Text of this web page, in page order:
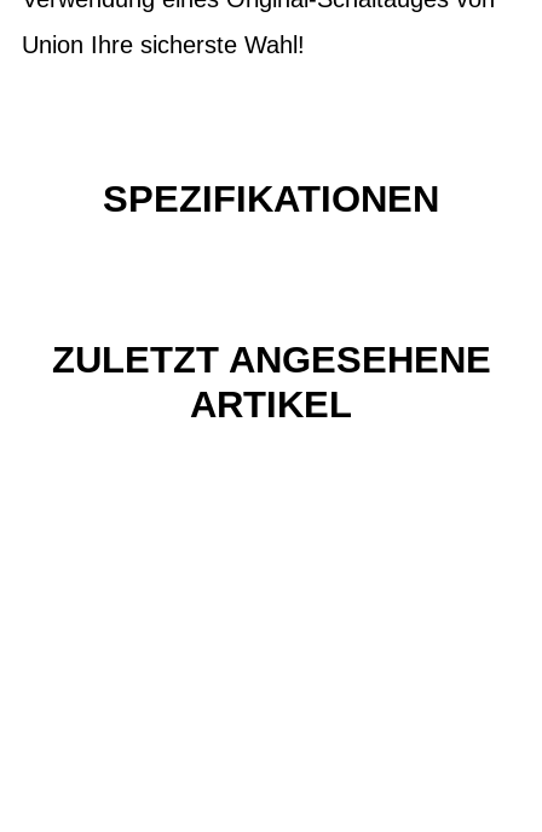
Union Ihre sicherste Wahl!
SPEZIFIKATIONEN
ZULETZT ANGESEHENE
ARTIKEL